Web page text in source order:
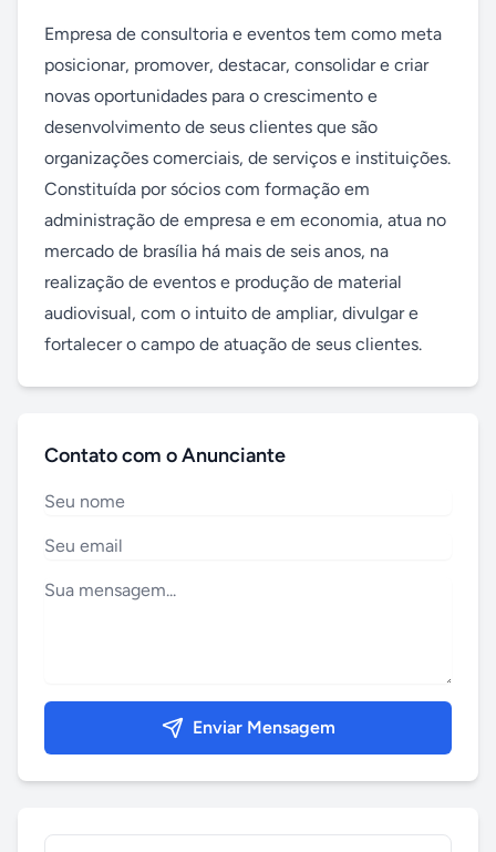
Empresa de consultoria e eventos tem como meta
posicionar, promover, destacar, consolidar e criar
novas oportunidades para o crescimento e
desenvolvimento de seus clientes que são
organizações comerciais, de serviços e instituições.
Constituída por sócios com formação em
administração de empresa e em economia, atua no
mercado de brasília há mais de seis anos, na
realização de eventos e produção de material
audiovisual, com o intuito de ampliar, divulgar e
fortalecer o campo de atuação de seus clientes.
Contato com o Anunciante
Enviar Mensagem